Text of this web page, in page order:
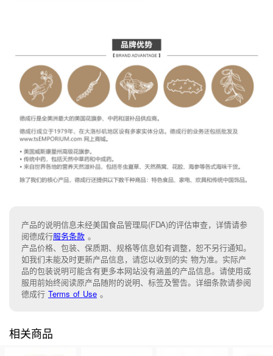
产品的说明信息未经美国食品管理局(FDA)的评估审查，详情请参
阅德成行服务条款 。
产品价格、包装、保质期、规格等信息如有调整，恕不另行通知。
如我们未能及时更新产品信息，请您以收到的实 物为准。实际产
品的包装说明可能含有更多本网站没有涵盖的产品信息。请使用或
服用前始终阅读原产品随附的说明、标签及警告。详细条款请参阅
德成行 Terms of Use 。
相关商品